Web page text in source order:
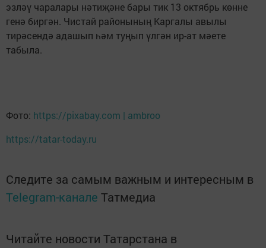
эзләү чаралары нәтиҗәне бары тик 13 октябрь көнне
генә биргән. Чистай районының Каргалы авылы
тирәсендә адашып һәм туңып үлгән ир-ат мәете
табыла.
Фото: https://pixabay.com | ambroo
https://tatar-today.ru
Следите за самым важным и интересным в
Telegram-канале Татмедиа
Читайте новости Татарстана в